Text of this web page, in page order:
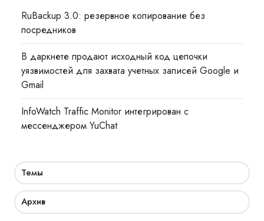
RuBackup 3.0: резервное копирование без
посредников
В даркнете продают исходный код цепочки
уязвимостей для захвата учетных записей Google и
Gmail
InfoWatch Traffic Monitor интегрирован с
мессенджером YuChat
Темы
Архив